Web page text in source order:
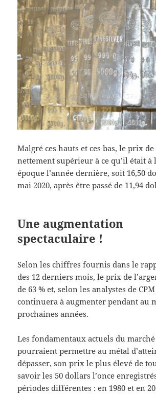
Malgré ces hauts et ces bas, le prix de
nettement supérieur à ce qu’il était à
époque l’année dernière, soit 16,50
mai 2020, après être passé de 11,94
Une augmentation
spectaculaire !
Selon les chiffres fournis dans le
des 12 derniers mois, le prix de
de 63 % et, selon les analystes de
continuera à augmenter pendant au
prochaines années.
Les fondamentaux actuels du marché
pourraient permettre au métal
dépasser, son prix le plus élevé de
savoir les 50 dollars l’once
périodes différentes : en 1980 et en